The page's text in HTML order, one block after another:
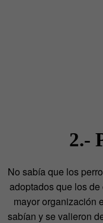
2.-
No sabía que los
adoptados que los
mayor organización
sabían y se valieron